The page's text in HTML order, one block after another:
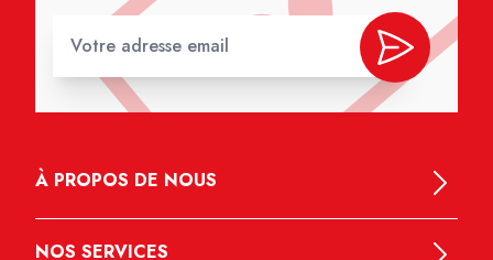
À PROPOS DE NOUS
NOS SERVICES